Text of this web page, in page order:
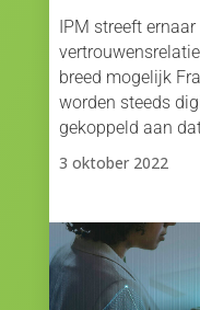
IPM streeft
breed mogelijk
worden steeds
gekoppeld aan
3 oktober 2022